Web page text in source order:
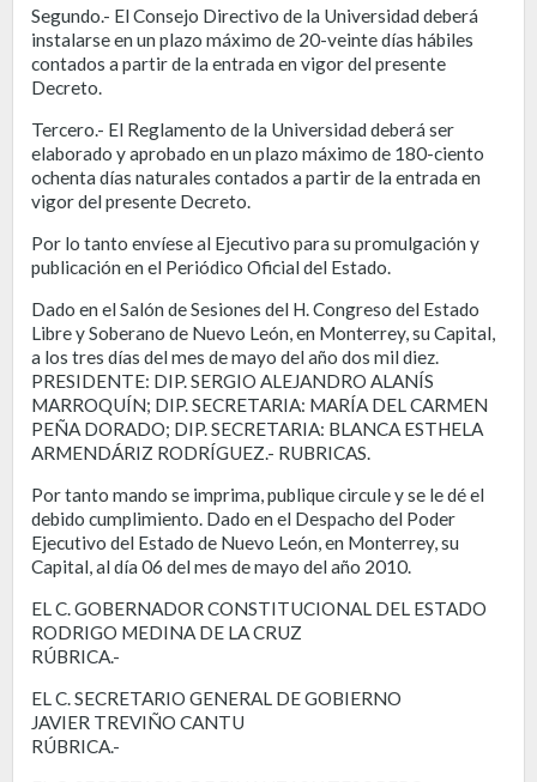
Segundo.- El Consejo Directivo de la Universidad deberá
instalarse en un plazo máximo de 20-veinte días hábiles
contados a partir de la entrada en vigor del presente
Decreto.
Tercero.- El Reglamento de la Universidad deberá ser
elaborado y aprobado en un plazo máximo de 180-ciento
ochenta días naturales contados a partir de la entrada en
vigor del presente Decreto.
Por lo tanto envíese al Ejecutivo para su promulgación y
publicación en el Periódico Oficial del Estado.
Dado en el Salón de Sesiones del H. Congreso del Estado
Libre y Soberano de Nuevo León, en Monterrey, su Capital,
a los tres días del mes de mayo del año dos mil diez.
PRESIDENTE: DIP. SERGIO ALEJANDRO ALANÍS
MARROQUÍN; DIP. SECRETARIA: MARÍA DEL CARMEN
PEÑA DORADO; DIP. SECRETARIA: BLANCA ESTHELA
ARMENDÁRIZ RODRÍGUEZ.- RUBRICAS.
Por tanto mando se imprima, publique circule y se le dé el
debido cumplimiento. Dado en el Despacho del Poder
Ejecutivo del Estado de Nuevo León, en Monterrey, su
Capital, al día 06 del mes de mayo del año 2010.
EL C. GOBERNADOR CONSTITUCIONAL DEL ESTADO
RODRIGO MEDINA DE LA CRUZ
RÚBRICA.-
EL C. SECRETARIO GENERAL DE GOBIERNO
JAVIER TREVIÑO CANTU
RÚBRICA.-